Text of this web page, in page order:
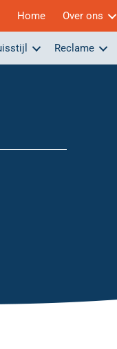
Home Over ons
Reclame